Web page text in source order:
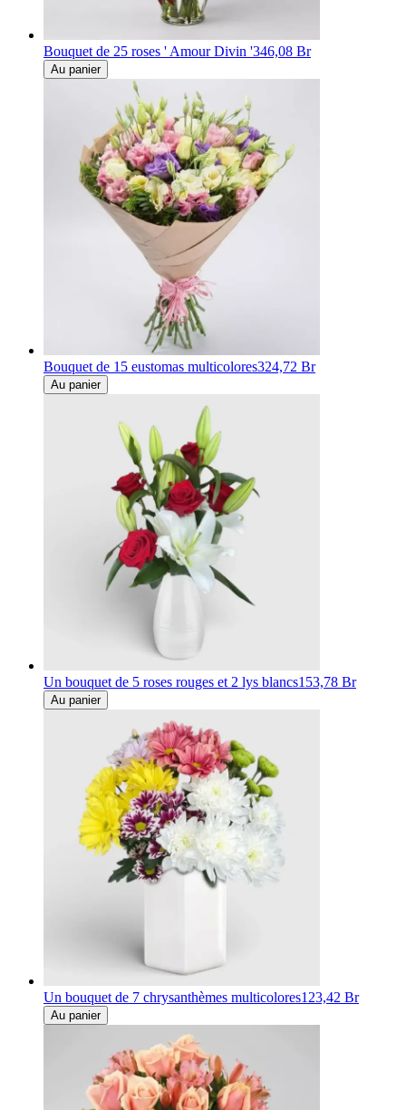
Bouquet de 25 roses ' Amour Divin '346,08 Br
Au panier
Bouquet de 15 eustomas multicolores324,72 Br
Au panier
Un bouquet de 5 roses rouges et 2 lys blancs153,78 Br
Au panier
Un bouquet de 7 chrysanthèmes multicolores123,42 Br
Au panier